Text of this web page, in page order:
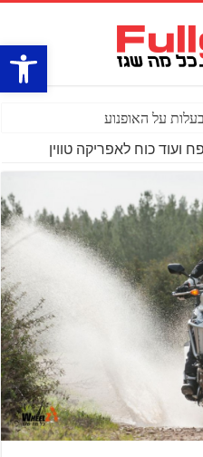
פתח
על האופנוע
ועוד כוח לאפריקה טווין